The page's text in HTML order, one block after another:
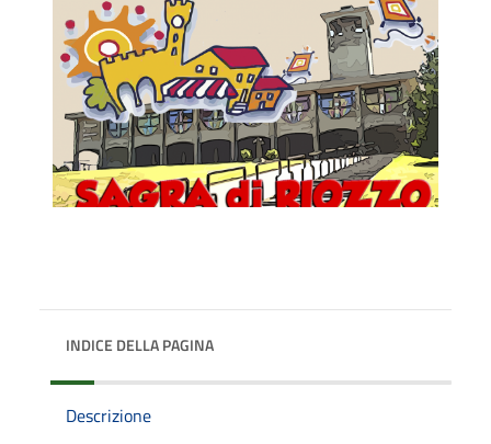
INDICE DELLA PAGINA
Descrizione